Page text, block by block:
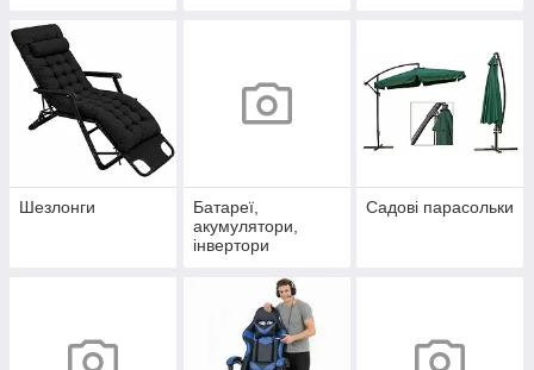
Шезлонги
Батареї,
акумулятори,
інвертори
Садові парасольки